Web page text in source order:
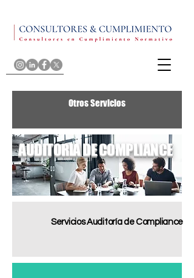
Otros Servicios
AUDITORIA DE COMPLIANCE
Servicios Auditoría de Compliance